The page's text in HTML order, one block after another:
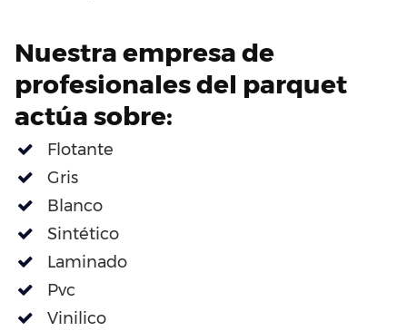
Nuestra empresa de
profesionales del parquet
actúa sobre:
Flotante
Gris
Blanco
Sintético
Laminado
Pvc
Vinilico